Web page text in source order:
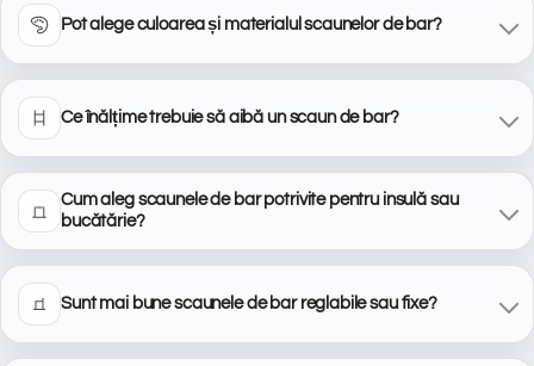
Pot alege culoarea și materialul scaunelor de bar?
Ce înălțime trebuie să aibă un scaun de bar?
Cum aleg scaunele de bar potrivite pentru insulă sau
bucătărie?
Sunt mai bune scaunele de bar reglabile sau fixe?